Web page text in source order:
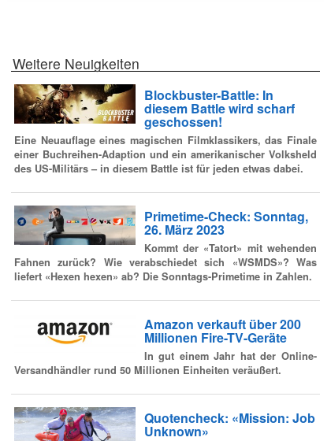
Weitere Neuigkeiten
Blockbuster-Battle: In
diesem Battle wird scharf
geschossen!
Eine Neuauflage eines magischen Filmklassikers, das Finale
einer Buchreihen-Adaption und ein amerikanischer Volksheld
des US-Militärs – in diesem Battle ist für jeden etwas dabei.
Primetime-Check: Sonntag,
26. März 2023
Kommt der «Tatort» mit wehenden
Fahnen zurück? Wie verabschiedet sich «WSMDS»? Was
liefert «Hexen hexen» ab? Die Sonntags-Primetime in Zahlen.
Amazon verkauft über 200
Millionen Fire-TV-Geräte
In gut einem Jahr hat der Online-
Versandhändler rund 50 Millionen Einheiten veräußert.
Quotencheck: «Mission: Job
Unknown»